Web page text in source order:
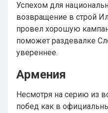
Успехом для
возвращение в строй
провел хорошую
поможет раздевалке
увереннее.
Армения
Несмотря на серию из
побед как в